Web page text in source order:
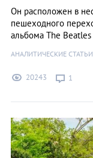
Он расположен в
пешеходного
альбома The
АНАЛИТИЧЕСКИЕ СТАТЬИ
20243 1